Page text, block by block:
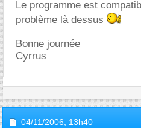
Le programme est
problème là dessus
Bonne journée
Cyrrus
04/11/2006, 13h40